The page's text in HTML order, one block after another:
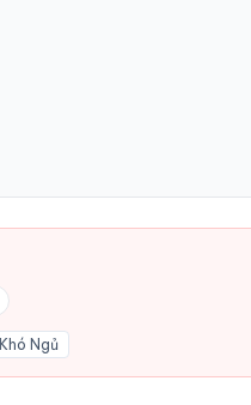
Khó Ngủ